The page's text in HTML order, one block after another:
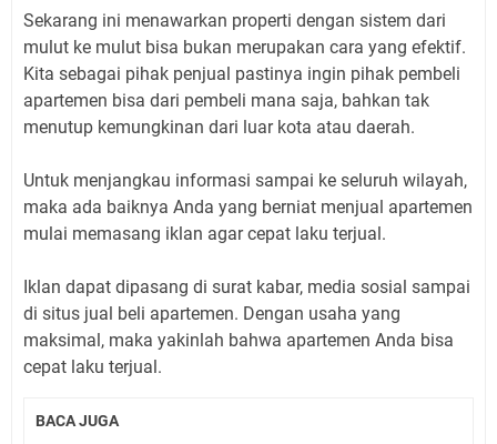
Sekarang ini menawarkan properti dengan sistem dari
mulut ke mulut bisa bukan merupakan cara yang efektif.
Kita sebagai pihak penjual pastinya ingin pihak pembeli
apartemen bisa dari pembeli mana saja, bahkan tak
menutup kemungkinan dari luar kota atau daerah.
Untuk menjangkau informasi sampai ke seluruh wilayah,
maka ada baiknya Anda yang berniat menjual apartemen
mulai memasang iklan agar cepat laku terjual.
Iklan dapat dipasang di surat kabar, media sosial sampai
di situs jual beli apartemen. Dengan usaha yang
maksimal, maka yakinlah bahwa apartemen Anda bisa
cepat laku terjual.
BACA JUGA